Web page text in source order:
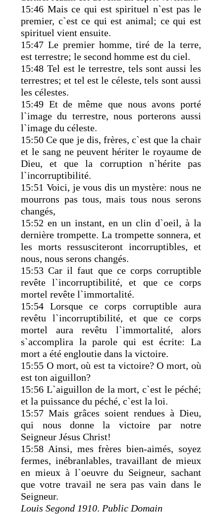
15:46 Mais ce qui est spirituel n`est pas le
premier, c`est ce qui est animal; ce qui est
spirituel vient ensuite.
15:47 Le premier homme, tiré de la terre,
est terrestre; le second homme est du ciel.
15:48 Tel est le terrestre, tels sont aussi les
terrestres; et tel est le céleste, tels sont aussi
les célestes.
15:49 Et de même que nous avons porté
l`image du terrestre, nous porterons aussi
l`image du céleste.
15:50 Ce que je dis, frères, c`est que la chair
et le sang ne peuvent hériter le royaume de
Dieu, et que la corruption n`hérite pas
l`incorruptibilité.
15:51 Voici, je vous dis un mystère: nous ne
mourrons pas tous, mais tous nous serons
changés,
15:52 en un instant, en un clin d`oeil, à la
dernière trompette. La trompette sonnera, et
les morts ressusciteront incorruptibles, et
nous, nous serons changés.
15:53 Car il faut que ce corps corruptible
revête l`incorruptibilité, et que ce corps
mortel revête l`immortalité.
15:54 Lorsque ce corps corruptible aura
revêtu l`incorruptibilité, et que ce corps
mortel aura revêtu l`immortalité, alors
s`accomplira la parole qui est écrite: La
mort a été engloutie dans la victoire.
15:55 O mort, où est ta victoire? O mort, où
est ton aiguillon?
15:56 L`aiguillon de la mort, c`est le péché;
et la puissance du péché, c`est la loi.
15:57 Mais grâces soient rendues à Dieu,
qui nous donne la victoire par notre
Seigneur Jésus Christ!
15:58 Ainsi, mes frères bien-aimés, soyez
fermes, inébranlables, travaillant de mieux
en mieux à l`oeuvre du Seigneur, sachant
que votre travail ne sera pas vain dans le
Seigneur.
Louis Segond 1910. Public Domain